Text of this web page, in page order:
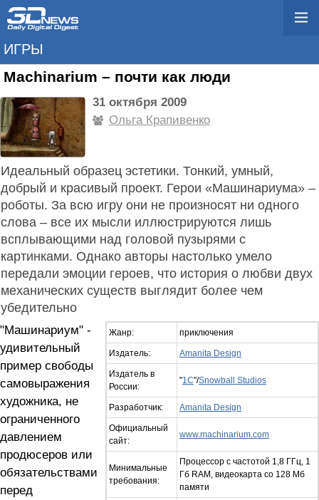
ИГРЫ
Machinarium – почти как люди
31 октября 2009
Ольга Крапивенко
Идеальный образец эстетики. Тонкий, умный,
добрый и красивый проект. Герои «Машинариума» –
роботы. За всю игру они не произносят ни одного
слова – все их мысли иллюстрируются лишь
всплывающими над головой пузырями с
картинками. Однако авторы настолько умело
передали эмоции героев, что история о любви двух
механических существ выглядит более чем
убедительно
Жанр: приключения
Издатель: Amanita Design
Издатель в
России:
"1С"/Snowball Studios
Разработчик: Amanita Design
Официальный
сайт:
www.machinarium.com
Минимальные
требования:
Процессор с частотой 1,8 ГГц, 1
Гб RAM, видеокарта со 128 Мб
памяти
"Машинариум" -
удивительный
пример свободы
самовыражения
художника, не
ограниченного
давлением
продюсеров или
обязательствами
перед